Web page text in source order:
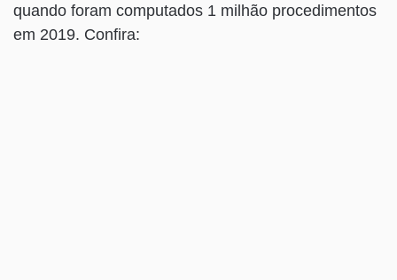
quando foram computados 1 milhão procedimentos
em 2019. Confira: